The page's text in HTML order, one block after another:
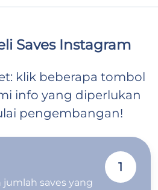
Saves Instagram
klik beberapa tombol
info yang diperlukan
pengembangan!
saves yang
1